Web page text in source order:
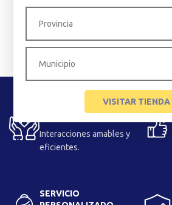
MEJORADA
Interacciones amables y
eficientes.
SERVICIO
VISITAR TIENDA